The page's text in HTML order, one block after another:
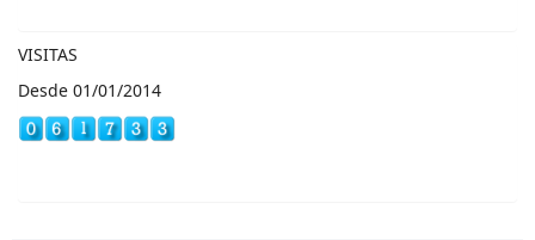
VISITAS
Desde 01/01/2014